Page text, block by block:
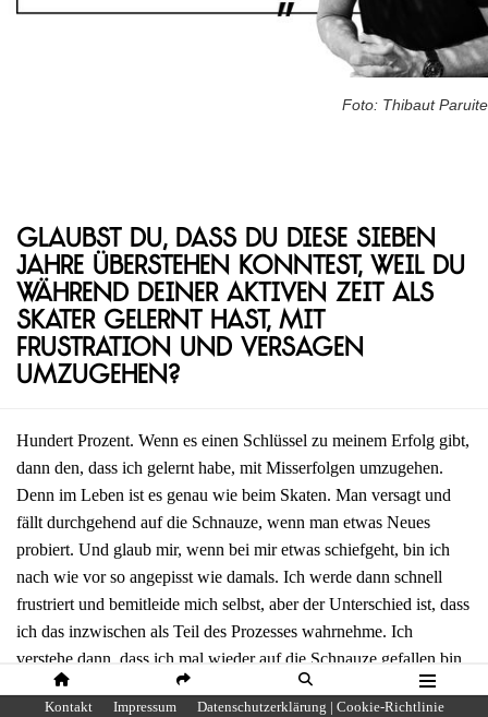
HOME SHARE SUCHE MENÜ
Foto: Thibaut Paruite
Glaubst du, dass du diese sieben
Jahre überstehen konntest, weil du
während deiner aktiven Zeit als
Skater gelernt hast, mit
Frustration und Versagen
umzugehen?
Hundert Prozent. Wenn es einen Schlüssel zu meinem Erfolg gibt,
dann den, dass ich gelernt habe, mit Misserfolgen umzugehen.
Denn im Leben ist es genau wie beim Skaten. Man versagt und
fällt durchgehend auf die Schnauze, wenn man etwas Neues
probiert. Und glaub mir, wenn bei mir etwas schiefgeht, bin ich
nach wie vor so angepisst wie damals. Ich werde dann schnell
frustriert und bemitleide mich selbst, aber der Unterschied ist, dass
ich das inzwischen als Teil des Prozesses wahrnehme. Ich
verstehe dann, dass ich mal wieder auf die Schnauze gefallen bin
und verstehe, dass ich mal wieder den ganzen Scheiß von vorne
aufrollen muss und bei Null anfange, auch wenn ich überhaupt
Kontakt Impressum Datenschutzerklärung | Cookie-Richtlinie